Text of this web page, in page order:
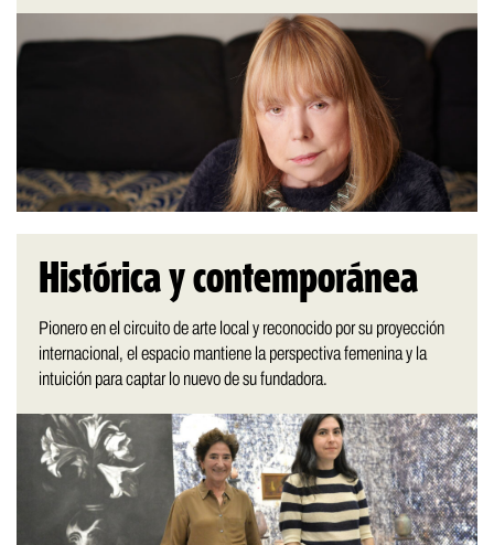
Histórica y contemporánea
Pionero en el circuito de arte local y reconocido por su proyección
internacional, el espacio mantiene la perspectiva femenina y la
intuición para captar lo nuevo de su fundadora.